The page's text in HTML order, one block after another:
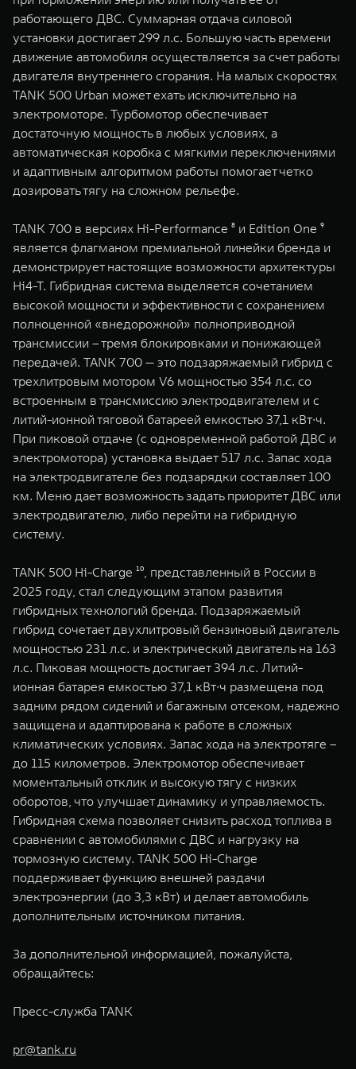
работающего ДВС. Суммарная отдача силовой
установки достигает 299 л.с. Большую часть времени
движение автомобиля осуществляется за счет работы
двигателя внутреннего сгорания. На малых скоростях
TANK 500 Urban может ехать исключительно на
электромоторе. Турбомотор обеспечивает
достаточную мощность в любых условиях, а
автоматическая коробка с мягкими переключениями
и адаптивным алгоритмом работы помогает четко
дозировать тягу на сложном рельефе.
TANK 700 в версиях Hi-Performance ⁸ и Edition One ⁹
является флагманом премиальной линейки бренда и
демонстрирует настоящие возможности архитектуры
Hi4-T. Гибридная система выделяется сочетанием
высокой мощности и эффективности с сохранением
полноценной «внедорожной» полноприводной
трансмиссии – тремя блокировками и понижающей
передачей. TANK 700 — это подзаряжаемый гибрид с
трехлитровым мотором V6 мощностью 354 л.с. со
встроенным в трансмиссию электродвигателем и с
литий-ионной тяговой батареей емкостью 37,1 кВт∙ч.
При пиковой отдаче (с одновременной работой ДВС и
электромотора) установка выдает 517 л.с. Запас хода
на электродвигателе без подзарядки составляет 100
км. Меню дает возможность задать приоритет ДВС или
электродвигателю, либо перейти на гибридную
систему.
TANK 500 Hi-Charge ¹⁰, представленный в России в
2025 году, стал следующим этапом развития
гибридных технологий бренда. Подзаряжаемый
гибрид сочетает двухлитровый бензиновый двигатель
мощностью 231 л.с. и электрический двигатель на 163
л.с. Пиковая мощность достигает 394 л.с. Литий-
ионная батарея емкостью 37,1 кВт∙ч размещена под
задним рядом сидений и багажным отсеком, надежно
защищена и адаптирована к работе в сложных
климатических условиях. Запас хода на электротяге –
до 115 километров. Электромотор обеспечивает
моментальный отклик и высокую тягу с низких
оборотов, что улучшает динамику и управляемость.
Гибридная схема позволяет снизить расход топлива в
сравнении с автомобилями с ДВС и нагрузку на
тормозную систему. TANK 500 Hi-Charge
поддерживает функцию внешней раздачи
электроэнергии (до 3,3 кВт) и делает автомобиль
дополнительным источником питания.
За дополнительной информацией, пожалуйста,
обращайтесь:
Пресс-служба TANK
pr@tank.ru